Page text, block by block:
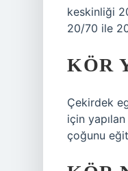
keskinliği
20/70 ile
KÖR
Çekirdek
için
çoğunu